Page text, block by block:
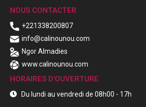
NOUS CONTACTER
+221338200807
info@calinounou.com
Ngor Almadies
www.calinounou.com
HORAIRES D'OUVERTURE
Du lundi au vendredi de 08h00 - 17h